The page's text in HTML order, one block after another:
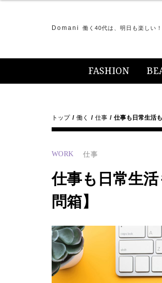
Domani 働く40代は、明日も楽しい！
FASHION
トップ 働く 仕事 仕事も日常生活
WORK 仕事
仕事も日常生
問箱】